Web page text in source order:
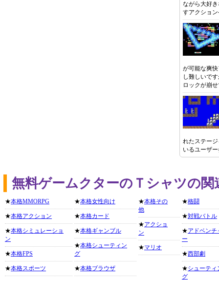
ながら大好
すアクショ
が可能な爽
し難しいで
ロックが崩
れたステー
いるユーザ
無料ゲームクターのＴシャツの
★本格MMORPG
★本格アクション
★本格シミュレーショ
ン
★本格FPS
★本格スポーツ
★本格女性向け
★本格カード
★本格ギャンブル
★本格シューティン
グ
★本格ブラウザ
★本格その
他
★アクショ
ン
★マリオ
★格闘
★対戦バトル
★アドベンチ
ー
★西部劇
★シューティ
グ